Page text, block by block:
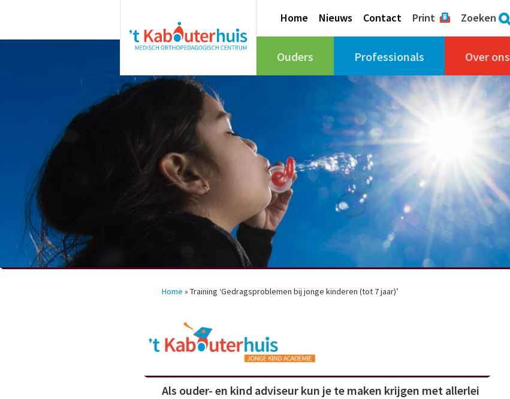
Home Nieuws Contact Print Zoeken
Ouders Professionals Over ons
Home » Training ‘Gedragsproblemen bij jonge kinderen (tot 7 jaar)’
Als ouder- en kind adviseur kun je te maken krijgen met allerlei